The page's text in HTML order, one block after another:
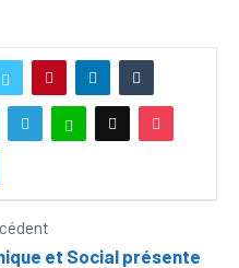
et Social présente